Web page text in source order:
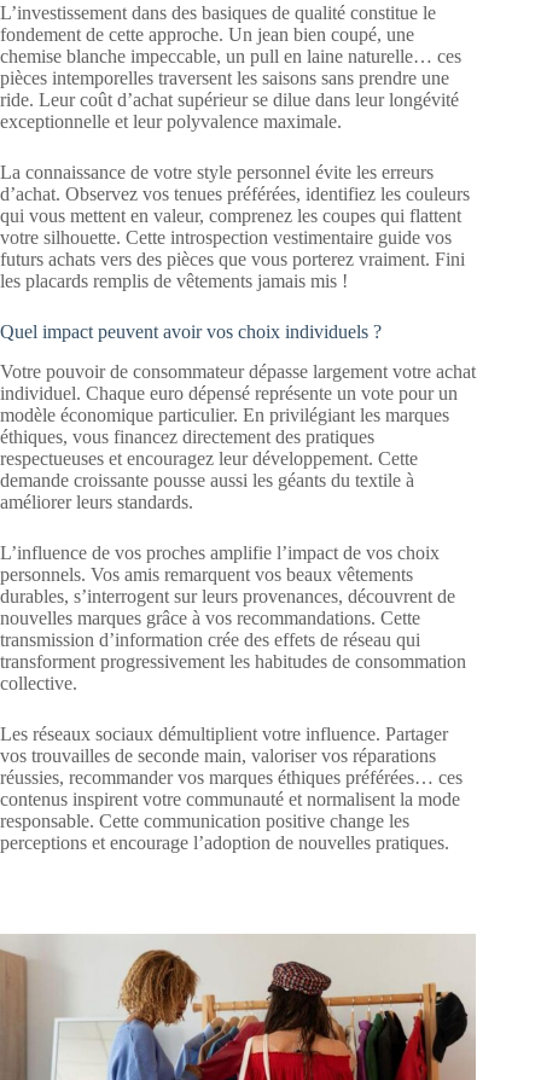
L’investissement dans des basiques de qualité constitue le
fondement de cette approche. Un jean bien coupé, une
chemise blanche impeccable, un pull en laine naturelle… ces
pièces intemporelles traversent les saisons sans prendre une
ride. Leur coût d’achat supérieur se dilue dans leur longévité
exceptionnelle et leur polyvalence maximale.
La connaissance de votre style personnel évite les erreurs
d’achat. Observez vos tenues préférées, identifiez les couleurs
qui vous mettent en valeur, comprenez les coupes qui flattent
votre silhouette. Cette introspection vestimentaire guide vos
futurs achats vers des pièces que vous porterez vraiment. Fini
les placards remplis de vêtements jamais mis !
Quel impact peuvent avoir vos choix individuels ?
Votre pouvoir de consommateur dépasse largement votre achat
individuel. Chaque euro dépensé représente un vote pour un
modèle économique particulier. En privilégiant les marques
éthiques, vous financez directement des pratiques
respectueuses et encouragez leur développement. Cette
demande croissante pousse aussi les géants du textile à
améliorer leurs standards.
L’influence de vos proches amplifie l’impact de vos choix
personnels. Vos amis remarquent vos beaux vêtements
durables, s’interrogent sur leurs provenances, découvrent de
nouvelles marques grâce à vos recommandations. Cette
transmission d’information crée des effets de réseau qui
transforment progressivement les habitudes de consommation
collective.
Les réseaux sociaux démultiplient votre influence. Partager
vos trouvailles de seconde main, valoriser vos réparations
réussies, recommander vos marques éthiques préférées… ces
contenus inspirent votre communauté et normalisent la mode
responsable. Cette communication positive change les
perceptions et encourage l’adoption de nouvelles pratiques.